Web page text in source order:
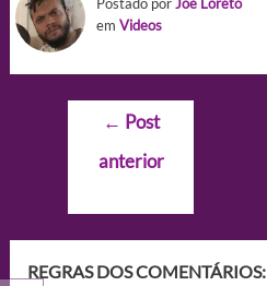
em Videos
Navegação
Post
← Post
anterior
REGRAS DOS COMENTÁRIOS: